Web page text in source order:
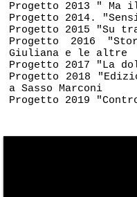
Progetto 2013 "
Progetto 2014.
Progetto 2015 "Su
Progetto 2016
Giuliana e le altre
Progetto 2017 "La
Progetto 2018
a Sasso Marconi
Progetto 2019